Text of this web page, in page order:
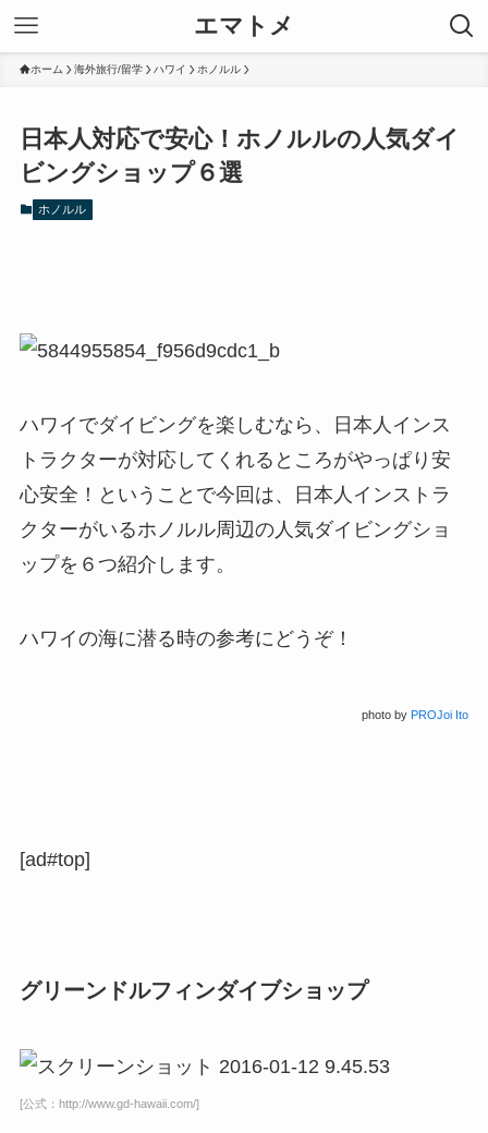
エマトメ
ホーム 海外旅行/留学 ハワイ ホノルル
日本人対応で安心！ホノルルの人気ダイ
ビングショップ６選
ホノルル
ハワイでダイビングを楽しむなら、日本人インス
トラクターが対応してくれるところがやっぱり安
心安全！ということで今回は、日本人インストラ
クターがいるホノルル周辺の人気ダイビングショ
ップを６つ紹介します。
ハワイの海に潜る時の参考にどうぞ！
photo by PROJoi Ito
[ad#top]
グリーンドルフィンダイブショップ
[公式：http://www.gd-hawaii.com/]